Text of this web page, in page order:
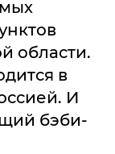
области.
в
И
бэби-